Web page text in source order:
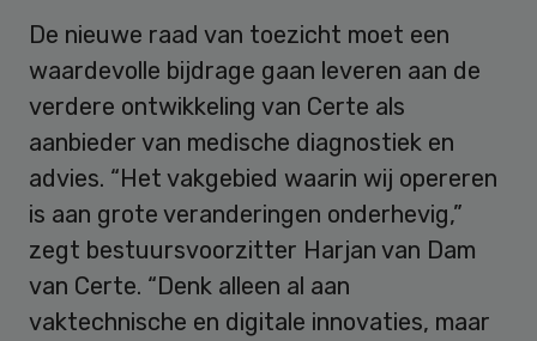
De nieuwe raad van toezicht moet een
waardevolle bijdrage gaan leveren aan de
verdere ontwikkeling van Certe als
aanbieder van medische diagnostiek en
advies. “Het vakgebied waarin wij opereren
is aan grote veranderingen onderhevig,”
zegt bestuursvoorzitter Harjan van Dam
van Certe. “Denk alleen al aan
vaktechnische en digitale innovaties, maar